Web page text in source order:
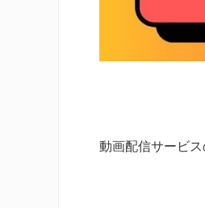
動画配信サービ